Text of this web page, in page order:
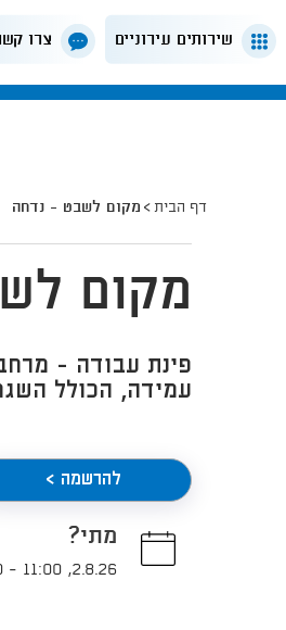
שירותים עירוניים צרו
דף הבית מקום לשבט - נדחה
מקום
פינת עבודה - מרחב
עמידה, הכולל
להרשמה >
מתי?
2.8.26
,
11:00
-